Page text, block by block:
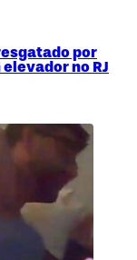
por
no RJ